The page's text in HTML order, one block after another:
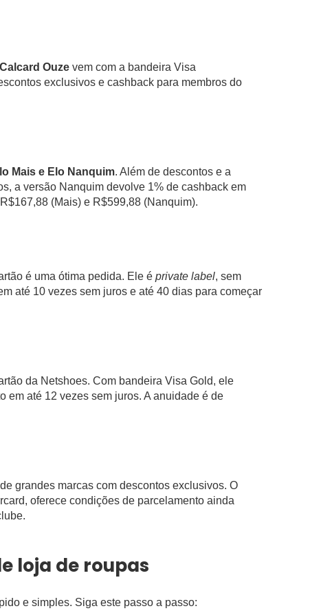
Ouze vem com a bandeira Visa
exclusivos e cashback para membros do
Mais e Elo Nanquim. Além de descontos e a
a versão Nanquim devolve 1% de cashback em
(Mais) e R$599,88 (Nanquim).
é uma ótima pedida. Ele é private label, sem
até 10 vezes sem juros e até 40 dias para começar
da Netshoes. Com bandeira Visa Gold, ele
em até 12 vezes sem juros. A anuidade é de
grandes marcas com descontos exclusivos. O
oferece condições de parcelamento ainda
loja de roupas
e simples. Siga este passo a passo: